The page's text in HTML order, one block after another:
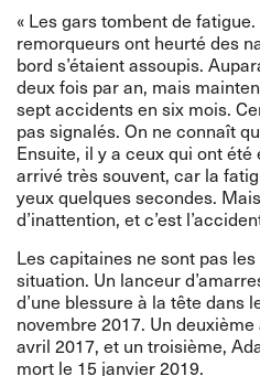
« Les gars tombent de
remorqueurs ont heurté des
bord s’étaient assoupis.
deux fois par an, mais
sept accidents en six mois.
pas signalés. On ne connaît
Ensuite, il y a ceux qui ont été
arrivé très souvent, car la
yeux quelques secondes.
d’inattention, et c’est
Les capitaines ne sont pas
situation. Un lanceur
d’une blessure à la tête dans
novembre 2017. Un
avril 2017, et un troisième,
mort le 15 janvier 2019.